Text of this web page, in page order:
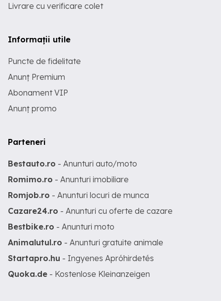
Livrare cu verificare colet
Informații utile
Puncte de fidelitate
Anunț Premium
Abonament VIP
Anunț promo
Parteneri
Bestauto.ro - Anunturi auto/moto
Romimo.ro - Anunturi imobiliare
Romjob.ro - Anunturi locuri de munca
Cazare24.ro - Anunturi cu oferte de cazare
Bestbike.ro - Anunturi moto
Animalutul.ro - Anunturi gratuite animale
Startapro.hu - Ingyenes Apróhirdetés
Quoka.de - Kostenlose Kleinanzeigen